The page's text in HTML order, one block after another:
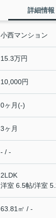
詳細情報
小西マンション
15.3万円
10,000円
0ヶ月(-)
3ヶ月
- / -
2LDK
洋室 6.5帖/洋室
63.81㎡ / -